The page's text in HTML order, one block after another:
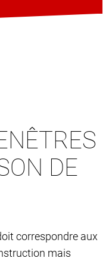
DE
correspondre aux
mais